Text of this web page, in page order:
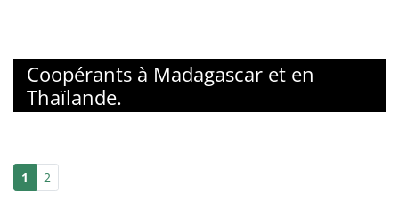
Coopérants à Madagascar et en
Thaïlande.
1 2